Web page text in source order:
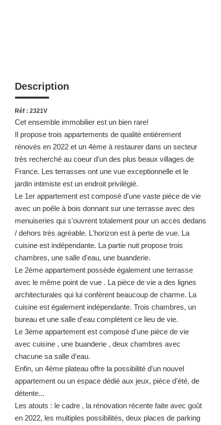
Description
Réf : 2321V
Cet ensemble immobilier est un bien rare!
Il propose trois appartements de qualité entièrement
rénovés en 2022 et un 4ème à restaurer dans un secteur
très recherché au coeur d'un des plus beaux villages de
France. Les terrasses ont une vue exceptionnelle et le
jardin intimiste est un endroit privilégié.
Le 1er appartement est composé d'une vaste pièce de vie
avec un poêle à bois donnant sur une terrasse avec des
menuiseries qui s'ouvrent totalement pour un accès dedans
/ dehors très agréable. L'horizon est à perte de vue. La
cuisine est indépendante. La partie nuit propose trois
chambres, une salle d'eau, une buanderie.
Le 2ème appartement possède également une terrasse
avec le même point de vue . La pièce de vie a des lignes
architecturales qui lui confèrent beaucoup de charme. La
cuisine est également indépendante. Trois chambres, un
bureau et une salle d'eau complètent ce lieu de vie.
Le 3ème appartement est composé d'une pièce de vie
avec cuisine , une buanderie , deux chambres avec
chacune sa salle d'eau.
Enfin, un 4ème plateau offre la possibilité d'un nouvel
appartement ou un espace dédié aux jeux, pièce d'été, de
détente...
Les atouts : le cadre , la rénovation récente faite avec goût
en 2022, les multiples possibilités, deux places de parking